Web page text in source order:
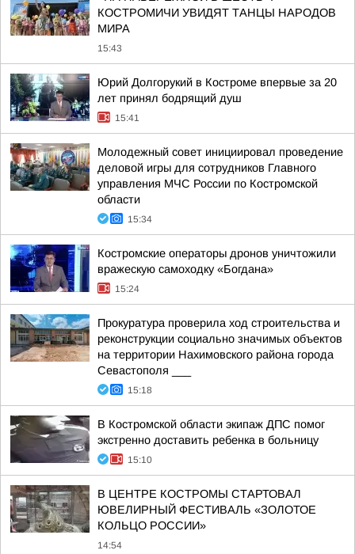
КОСТРОМИЧИ УВИДЯТ ТАНЦЫ НАРОДОВ
МИРА
15:43
Юрий Долгорукий в Костроме впервые за 20
лет принял бодрящий душ
15:41
Молодежный совет инициировал проведение
деловой игры для сотрудников Главного
управления МЧС России по Костромской
области
15:34
Костромские операторы дронов уничтожили
вражескую самоходку «Богдана»
15:24
Прокуратура проверила ход строительства и
реконструкции социально значимых объектов
на территории Нахимовского района города
Севастополя ___
15:18
В Костромской области экипаж ДПС помог
экстренно доставить ребенка в больницу
15:10
В ЦЕНТРЕ КОСТРОМЫ СТАРТОВАЛ
ЮВЕЛИРНЫЙ ФЕСТИВАЛЬ «ЗОЛОТОЕ
КОЛЬЦО РОССИИ»
14:54